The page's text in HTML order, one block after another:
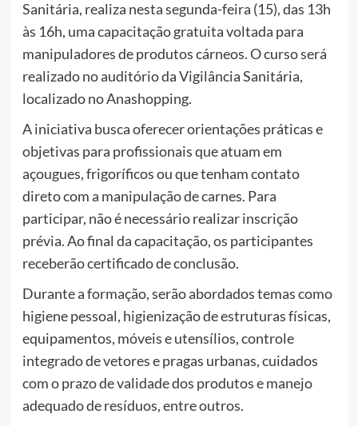
Sanitária, realiza nesta segunda-feira (15), das 13h
às 16h, uma capacitação gratuita voltada para
manipuladores de produtos cárneos. O curso será
realizado no auditório da Vigilância Sanitária,
localizado no Anashopping.
A iniciativa busca oferecer orientações práticas e
objetivas para profissionais que atuam em
açougues, frigoríficos ou que tenham contato
direto com a manipulação de carnes. Para
participar, não é necessário realizar inscrição
prévia. Ao final da capacitação, os participantes
receberão certificado de conclusão.
Durante a formação, serão abordados temas como
higiene pessoal, higienização de estruturas físicas,
equipamentos, móveis e utensílios, controle
integrado de vetores e pragas urbanas, cuidados
com o prazo de validade dos produtos e manejo
adequado de resíduos, entre outros.